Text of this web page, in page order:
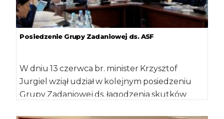
Posiedzenie Grupy Zadaniowej ds. ASF
W dniu 13 czerwca br. minister Krzysztof
Jurgiel wziął udział w kolejnym posiedzeniu
Grupy Zadaniowej ds. łagodzenia skutków